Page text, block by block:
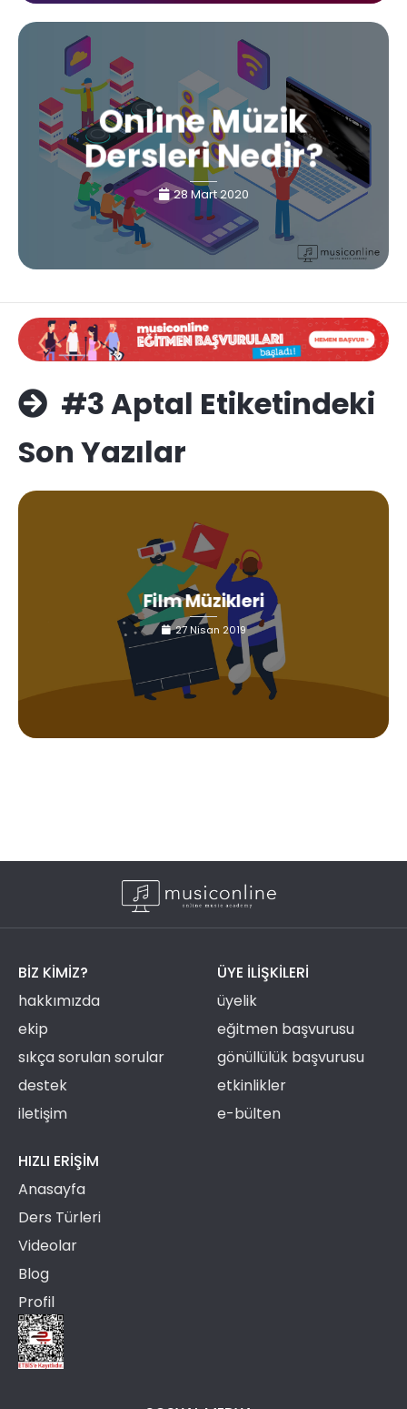
Online Müzik
Dersleri Nedir?
28 Mart 2020
#3 Aptal Etiketindeki
Son Yazılar
Film Müzikleri
27 Nisan 2019
BIZ KIMIZ?
hakkımızda
ekip
sıkça sorulan sorular
destek
iletişim
ÜYE ILIŞKILERI
üyelik
eğitmen başvurusu
gönüllülük başvurusu
etkinlikler
e-bülten
HIZLI ERIŞIM
Anasayfa
Ders Türleri
Videolar
Blog
Profil